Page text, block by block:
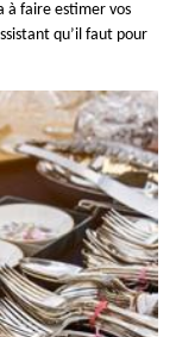
à faire estimer vos
qu’il faut pour